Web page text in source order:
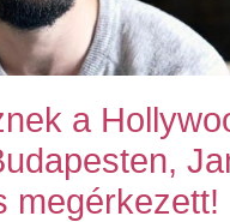
a
megérkezett!